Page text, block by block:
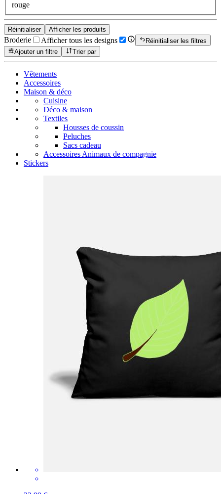
rouge
Réinitialiser Afficher les produits
Broderie Afficher tous les designs
Réinitialiser les filtres
Ajouter un filtre
Trier par
Vêtements
Accessoires
Maison & déco
Cuisine
Déco & maison
Textiles
Housses de coussin
Peluches
Sacs cadeau
Accessoires Animaux de compagnie
Stickers